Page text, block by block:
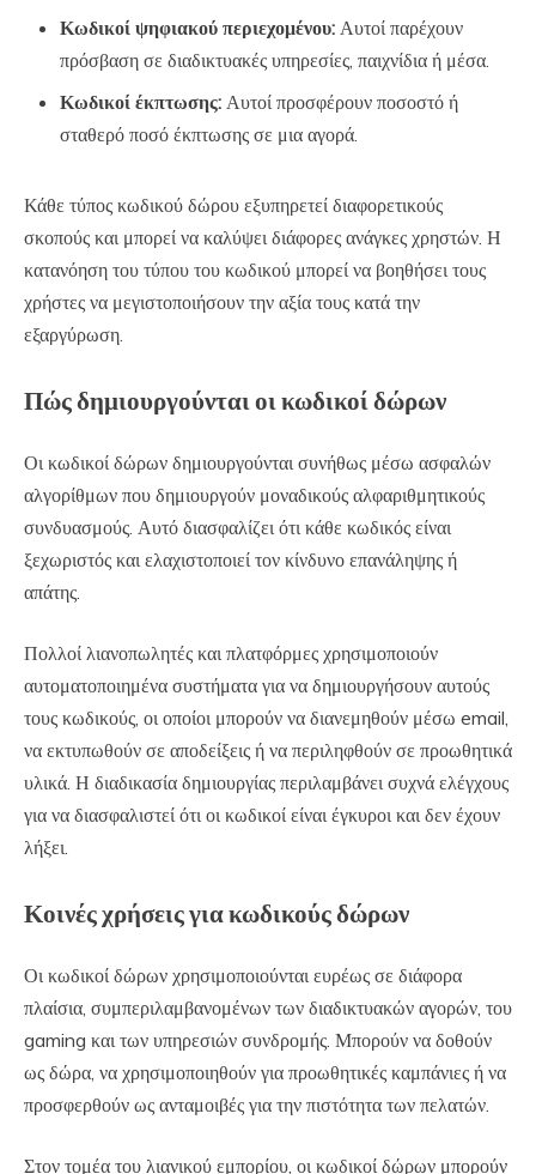
Κωδικοί ψηφιακού περιεχομένου: Αυτοί παρέχουν
πρόσβαση σε διαδικτυακές υπηρεσίες, παιχνίδια ή μέσα.
Κωδικοί έκπτωσης: Αυτοί προσφέρουν ποσοστό ή
σταθερό ποσό έκπτωσης σε μια αγορά.
Κάθε τύπος κωδικού δώρου εξυπηρετεί διαφορετικούς
σκοπούς και μπορεί να καλύψει διάφορες ανάγκες χρηστών. Η
κατανόηση του τύπου του κωδικού μπορεί να βοηθήσει τους
χρήστες να μεγιστοποιήσουν την αξία τους κατά την
εξαργύρωση.
Πώς δημιουργούνται οι κωδικοί δώρων
Οι κωδικοί δώρων δημιουργούνται συνήθως μέσω ασφαλών
αλγορίθμων που δημιουργούν μοναδικούς αλφαριθμητικούς
συνδυασμούς. Αυτό διασφαλίζει ότι κάθε κωδικός είναι
ξεχωριστός και ελαχιστοποιεί τον κίνδυνο επανάληψης ή
απάτης.
Πολλοί λιανοπωλητές και πλατφόρμες χρησιμοποιούν
αυτοματοποιημένα συστήματα για να δημιουργήσουν αυτούς
τους κωδικούς, οι οποίοι μπορούν να διανεμηθούν μέσω email,
να εκτυπωθούν σε αποδείξεις ή να περιληφθούν σε προωθητικά
υλικά. Η διαδικασία δημιουργίας περιλαμβάνει συχνά ελέγχους
για να διασφαλιστεί ότι οι κωδικοί είναι έγκυροι και δεν έχουν
λήξει.
Κοινές χρήσεις για κωδικούς δώρων
Οι κωδικοί δώρων χρησιμοποιούνται ευρέως σε διάφορα
πλαίσια, συμπεριλαμβανομένων των διαδικτυακών αγορών, του
gaming και των υπηρεσιών συνδρομής. Μπορούν να δοθούν
ως δώρα, να χρησιμοποιηθούν για προωθητικές καμπάνιες ή να
προσφερθούν ως ανταμοιβές για την πιστότητα των πελατών.
Στον τομέα του λιανικού εμπορίου, οι κωδικοί δώρων μπορούν